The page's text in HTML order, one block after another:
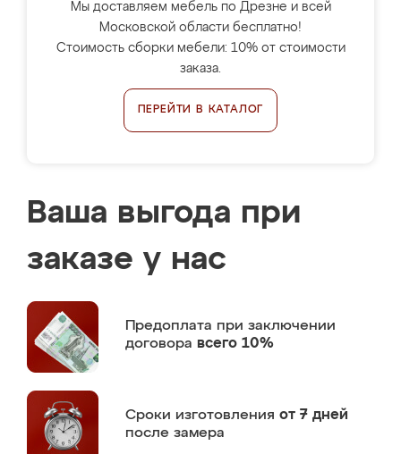
Мы доставляем мебель по Дрезне и всей
Московской области бесплатно!
Стоимость сборки мебели: 10% от стоимости
заказа.
ПЕРЕЙТИ В КАТАЛОГ
Ваша выгода при
заказе у нас
Предоплата при заключении
договора всего 10%
Сроки изготовления от 7 дней
после замера